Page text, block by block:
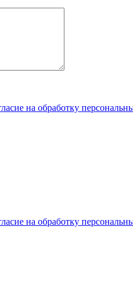
на обработку
на обработку